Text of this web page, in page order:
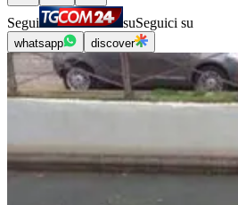
Segui suSeguici su
whatsapp discover